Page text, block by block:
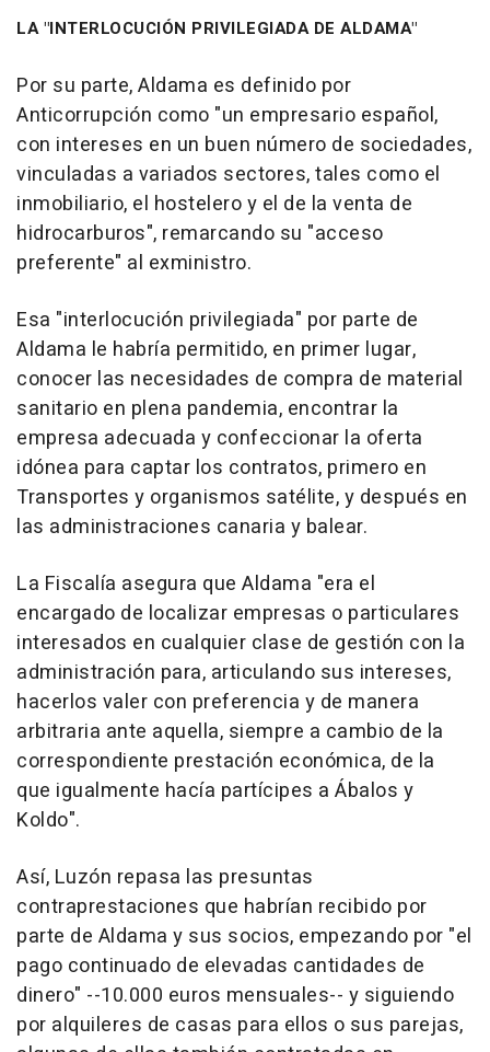
LA "INTERLOCUCIÓN PRIVILEGIADA DE ALDAMA"
Por su parte, Aldama es definido por
Anticorrupción como "un empresario español,
con intereses en un buen número de sociedades,
vinculadas a variados sectores, tales como el
inmobiliario, el hostelero y el de la venta de
hidrocarburos", remarcando su "acceso
preferente" al exministro.
Esa "interlocución privilegiada" por parte de
Aldama le habría permitido, en primer lugar,
conocer las necesidades de compra de material
sanitario en plena pandemia, encontrar la
empresa adecuada y confeccionar la oferta
idónea para captar los contratos, primero en
Transportes y organismos satélite, y después en
las administraciones canaria y balear.
La Fiscalía asegura que Aldama "era el
encargado de localizar empresas o particulares
interesados en cualquier clase de gestión con la
administración para, articulando sus intereses,
hacerlos valer con preferencia y de manera
arbitraria ante aquella, siempre a cambio de la
correspondiente prestación económica, de la
que igualmente hacía partícipes a Ábalos y
Koldo".
Así, Luzón repasa las presuntas
contraprestaciones que habrían recibido por
parte de Aldama y sus socios, empezando por "el
pago continuado de elevadas cantidades de
dinero" --10.000 euros mensuales-- y siguiendo
por alquileres de casas para ellos o sus parejas,